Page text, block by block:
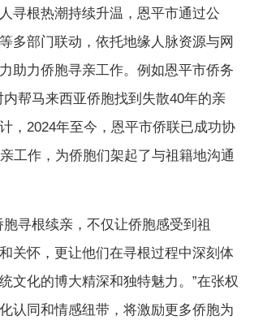
寻根热潮持续升温，恩平市通过公
多部门联动，依托地缘人脉资源与网
助力侨胞寻亲工作。例如恩平市侨务
帮马来西亚侨胞找到失散40年的亲
，2024年至今，恩平市侨联已成功协
工作，为侨胞们架起了与祖籍地沟通
胞寻根续亲，不仅让侨胞感受到祖
和关怀，更让他们在寻根过程中深刻体
文化的博大精深和独特魅力。”在张权
认同和情感纽带，将激励更多侨胞为